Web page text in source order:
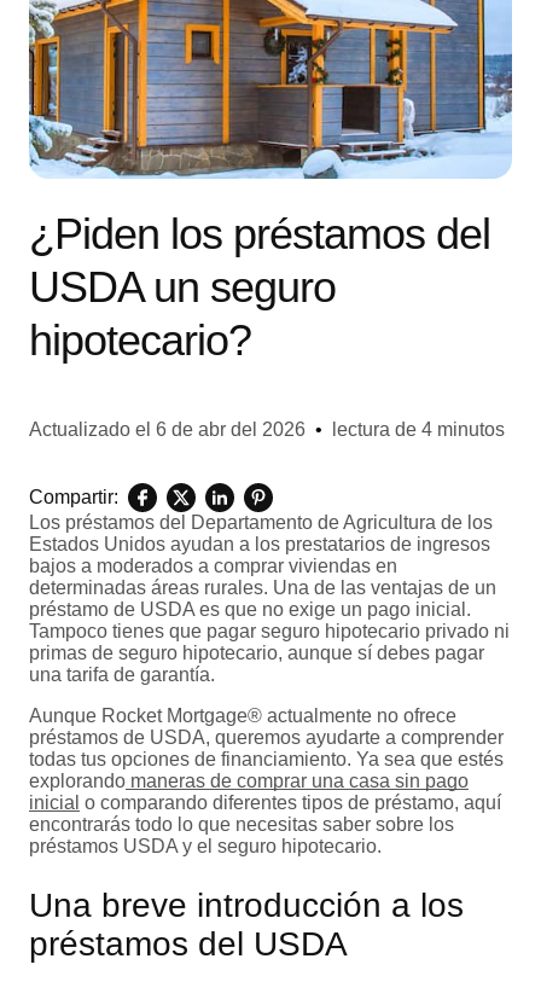
¿Piden los préstamos del
USDA un seguro
hipotecario?
Actualizado el 6 de abr del 2026 • lectura de 4 minutos
Compartir:
Los préstamos del Departamento de Agricultura de los
Estados Unidos ayudan a los prestatarios de ingresos
bajos a moderados a comprar viviendas en
determinadas áreas rurales. Una de las ventajas de un
préstamo de USDA es que no exige un pago inicial.
Tampoco tienes que pagar seguro hipotecario privado ni
primas de seguro hipotecario, aunque sí debes pagar
una tarifa de garantía.
Aunque Rocket Mortgage® actualmente no ofrece
préstamos de USDA, queremos ayudarte a comprender
todas tus opciones de financiamiento. Ya sea que estés
explorando maneras de comprar una casa sin pago
inicial o comparando diferentes tipos de préstamo, aquí
encontrarás todo lo que necesitas saber sobre los
préstamos USDA y el seguro hipotecario.
Una breve introducción a los
préstamos del USDA